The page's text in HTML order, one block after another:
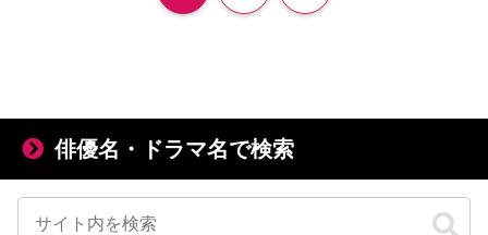
俳優名・ドラマ名で検索